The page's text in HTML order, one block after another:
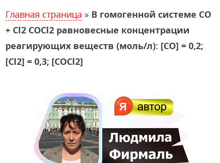
Главная страница » В гомогенной системе СО
+ Cl2 COCl2 равновесные концентрации
реагирующих веществ (моль/л): [СО] = 0,2;
[Cl2] = 0,3; [СОСl2]